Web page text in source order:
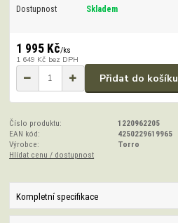
Dostupnost Skladem
1 995 Kč/ks
1 649 Kč bez DPH
Přidat do košíku
Číslo produktu:
1220962205
EAN kód:
4250229619965
Výrobce:
Torro
Hlídat cenu / dostupnost
Kompletní specifikace